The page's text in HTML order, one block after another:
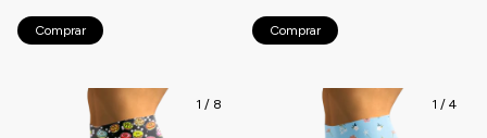
Comprar Comprar
1 / 8 1 / 4